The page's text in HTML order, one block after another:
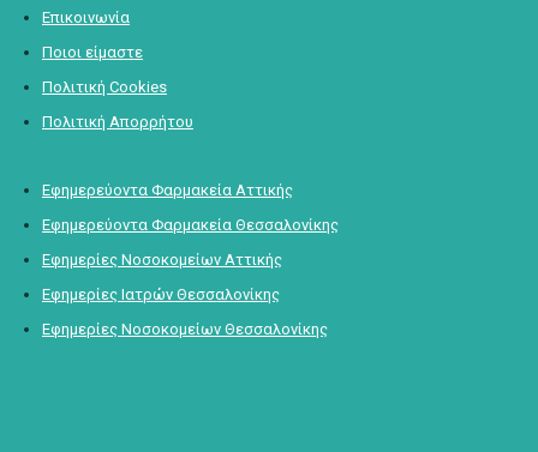
Επικοινωνία
Ποιοι είμαστε
Πολιτική Cookies
Πολιτική Απορρήτου
Εφημερεύοντα Φαρμακεία Αττικής
Εφημερεύοντα Φαρμακεία Θεσσαλονίκης
Εφημερίες Νοσοκομείων Αττικής
Εφημερίες Ιατρών Θεσσαλονίκης
Εφημερίες Νοσοκομείων Θεσσαλονίκης